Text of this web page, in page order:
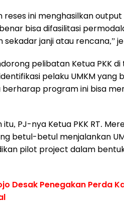
reses ini menghasilkan
bisa difasilitasi
sekadar janji atau rencana,”
pelibatan Ketua PKK
pelaku UMKM
berharap program ini bisa
itu, PJ-nya Ketua PKK RT.
betul-betul menjalankan
pilot project dalam
Desak Penegakan Perda